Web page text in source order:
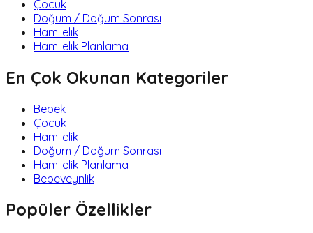
Çocuk
Doğum / Doğum Sonrası
Hamilelik
Hamilelik Planlama
En Çok Okunan Kategoriler
Bebek
Çocuk
Hamilelik
Doğum / Doğum Sonrası
Hamilelik Planlama
Bebeveynlik
Popüler Özellikler